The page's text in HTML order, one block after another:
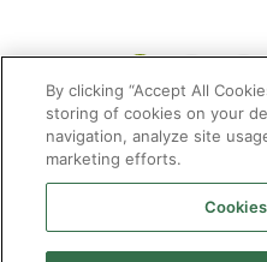
By clicking “Accept All
storing of cookies on your
navigation, analyze site
marketing efforts.